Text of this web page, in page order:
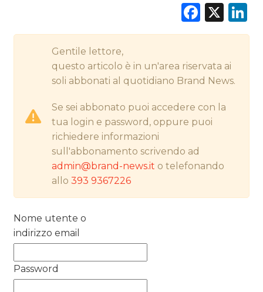
RADIO / AUDIO
RICERCHE
PREVISIONI/SCENARI
NORMATIVE
X
Gentile lettore,
questo articolo è in un'area riservata ai
soli abbonati al quotidiano Brand News.
Se sei abbonato puoi accedere con la
tua login e password, oppure puoi
richiedere informazioni
sull'abbonamento scrivendo ad
admin@brand-news.it o telefonando
allo393 9367226
Nome utente o
indirizzo email
Password